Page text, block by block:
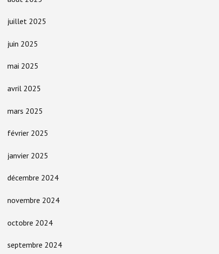
juillet 2025
juin 2025
mai 2025
avril 2025
mars 2025
février 2025
janvier 2025
décembre 2024
novembre 2024
octobre 2024
septembre 2024